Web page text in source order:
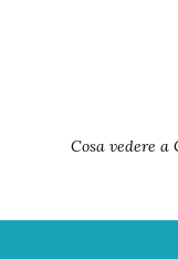
Cosa vedere